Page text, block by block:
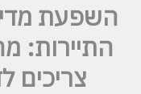
השפעת
התיירות:
צריכים